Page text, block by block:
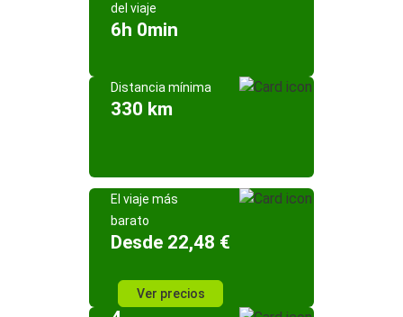
del viaje
6h 0min
Distancia mínima
330 km
El viaje más
barato
Desde 22,48 €
Ver precios